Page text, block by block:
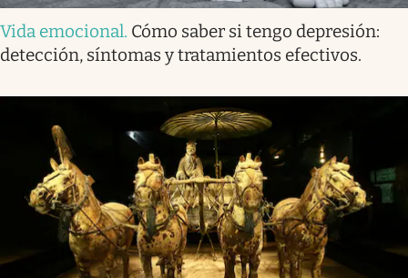
Vida emocional. Cómo saber si tengo depresión:
detección, síntomas y tratamientos efectivos.